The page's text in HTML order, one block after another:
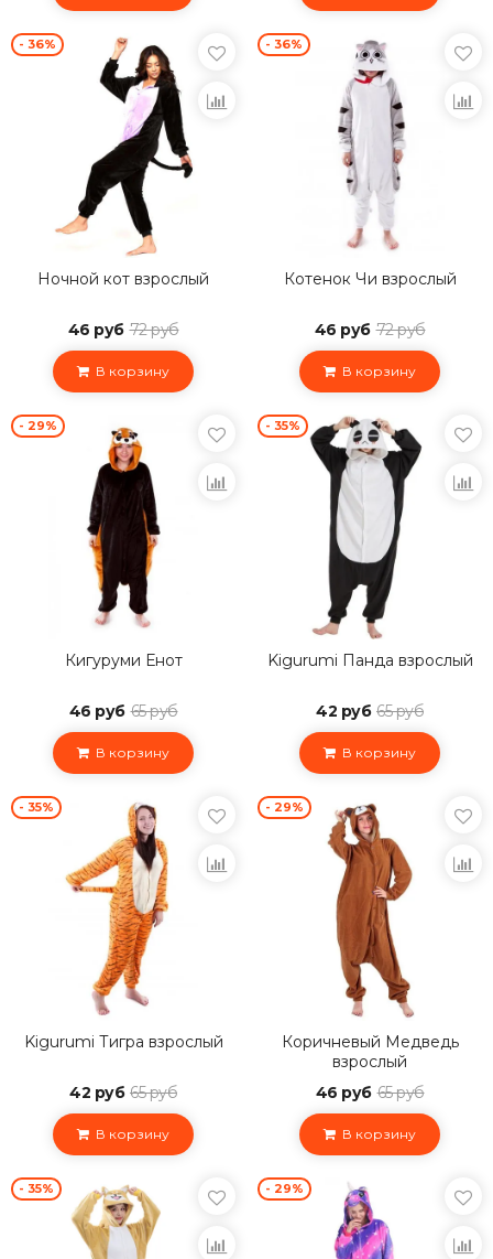
- 36%
Ночной кот взрослый
46 руб 72 руб
В корзину
- 36%
Котенок Чи взрослый
46 руб 72 руб
В корзину
- 29%
Кигуруми Енот
46 руб 65 руб
В корзину
- 35%
Kigurumi Панда взрослый
42 руб 65 руб
В корзину
- 35%
Kigurumi Тигра взрослый
42 руб 65 руб
В корзину
- 29%
Коричневый Медведь
взрослый
46 руб 65 руб
В корзину
- 35% - 29%